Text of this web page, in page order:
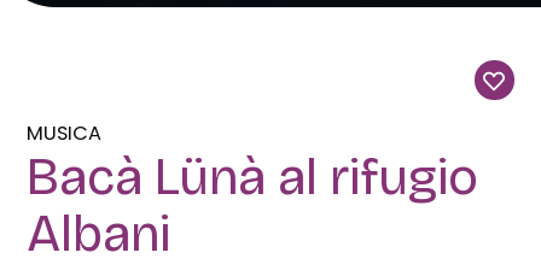
MUSICA
Bacà Lünà al rifugio
Albani